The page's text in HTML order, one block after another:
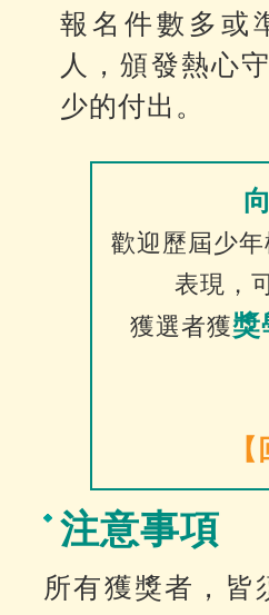
報名件數多或
人，頒發熱心
少的付出。
歡迎歷屆少
表現，
獲選者獲獎
注意事項
所有獲獎者，皆